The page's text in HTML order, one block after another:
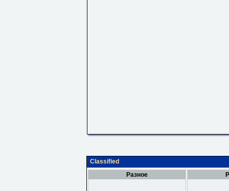
Classified
Разное